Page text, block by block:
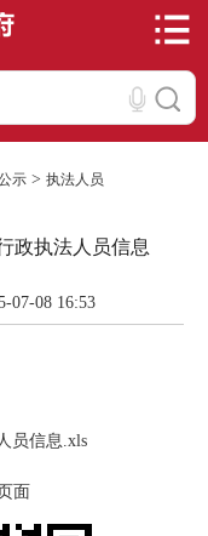
示 > 执法人员
政执法人员信息
07-08 16:53
员信息.xls
面